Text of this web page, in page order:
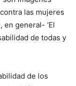
las mujeres
en general- ‘El
de todas y
de los